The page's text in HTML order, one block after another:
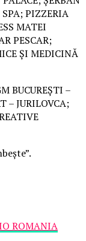
PIZZERIA
MATEI
PESCAR;
ȘI MEDICINĂ
BUCUREȘTI –
– JURILOVCA;
ROMANIA